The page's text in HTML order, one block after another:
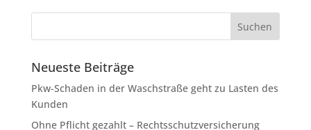
Neueste Beiträge
Pkw-Schaden in der Waschstraße geht zu Lasten des
Kunden
Ohne Pflicht gezahlt – Rechtsschutzversicherung